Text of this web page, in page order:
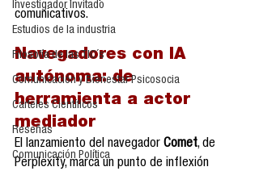
Investigador Invitado
Estudios de la industria
Filosofía de las TIC´s
Comunicación y Bienestar Psicosocia
Carteles Científicos
Reseñas
Comunicación Política
comunicativos.
Navegadores con IA
autónoma: de
herramienta a actor
mediador
El lanzamiento del navegador Comet, de
Perplexity, marca un punto de inflexión